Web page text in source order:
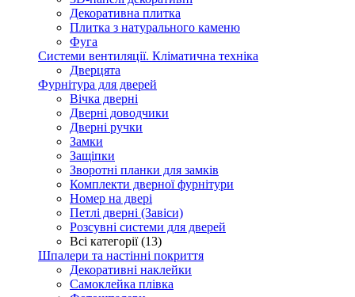
Декоративна плитка
Плитка з натурального каменю
Фуга
Системи вентиляції. Кліматична техніка
Дверцята
Фурнітура для дверей
Вічка дверні
Дверні доводчики
Дверні ручки
Замки
Защіпки
Зворотні планки для замків
Комплекти дверної фурнітури
Номер на двері
Петлі дверні (Завіси)
Розсувні системи для дверей
Всі категорії (13)
Шпалери та настінні покриття
Декоративні наклейки
Самоклейка плівка